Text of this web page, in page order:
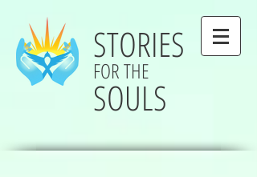
STORIES
FOR THE
SOULS